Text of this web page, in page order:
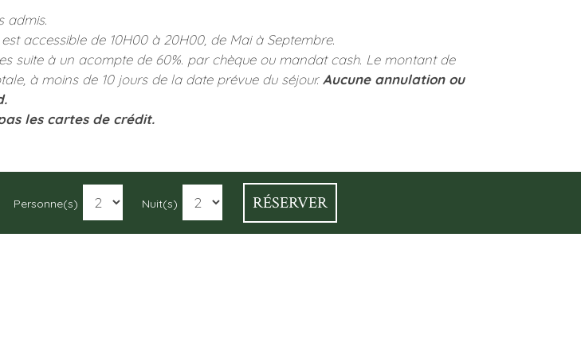
admis.
accessible de 10H00 à 20H00, de Mai à Septembre.
suite à un acompte de 60%. par chèque ou mandat cash. Le montant de
à moins de 10 jours de la date prévue du séjour.Aucune annulation ou
les cartes de crédit.
Personne(s) Nuit(s)